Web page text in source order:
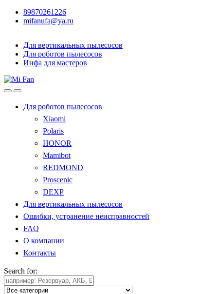
89870261226
mifanufa@ya.ru
Для вертикальных пылесосов
Для роботов пылесосов
Инфа для мастеров
Для роботов пылесосов
Xiaomi
Polaris
HONOR
Mamibot
REDMOND
Proscenic
DEXP
Для вертикальных пылесосов
Ошибки, устранение неисправностей
FAQ
О компании
Контакты
Search for: